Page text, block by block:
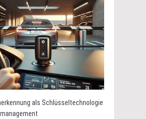
als Schlüsseltechnologie